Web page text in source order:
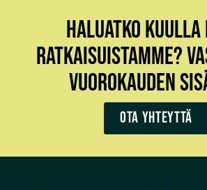
HALUATKO
RATKAISUISTAMME?
VUOROKAUDEN
Ota yhteyttä